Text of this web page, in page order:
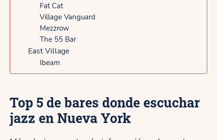
Fat Cat
Village Vanguard
Mezzrow
The 55 Bar
East Village
Ibeam
Top 5 de bares donde escuchar
jazz en Nueva York